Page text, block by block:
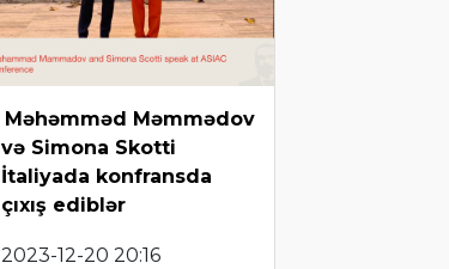
Məhəmməd Məmmədov
və Simona Skotti
İtaliyada konfransda
çıxış ediblər
2023-12-20 20:16